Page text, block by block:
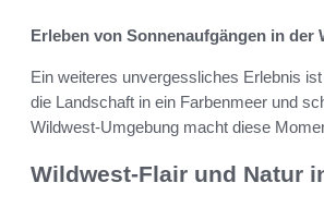
Erleben von Sonnenaufgängen in der
Ein weiteres unvergessliches Erlebnis
die Landschaft in ein Farbenmeer und
Wildwest-Umgebung macht diese
Wildwest-Flair und Natur